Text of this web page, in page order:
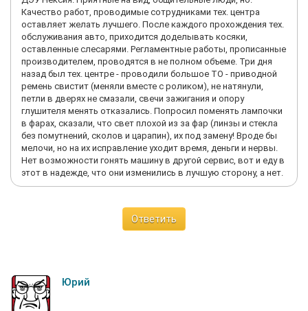
Качество работ, проводимые сотрудниками тех. центра
оставляет желать лучшего. После каждого прохождения тех.
обслуживания авто, приходится доделывать косяки,
оставленные слесарями. Регламентные работы, прописанные
производителем, проводятся в не полном объеме. Три дня
назад был тех. центре - проводили большое ТО - приводной
ремень свистит (меняли вместе с роликом), не натянули,
петли в дверях не смазали, свечи зажигания и опору
глушителя менять отказались. Попросил поменять лампочки
в фарах, сказали, что свет плохой из за фар (линзы и стекла
без помутнений, сколов и царапин), их под замену! Вроде бы
мелочи, но на их исправление уходит время, деньги и нервы.
Нет возможности гонять машину в другой сервис, вот и еду в
этот в надежде, что они изменились в лучшую сторону, а нет.
Ответить
Юрий